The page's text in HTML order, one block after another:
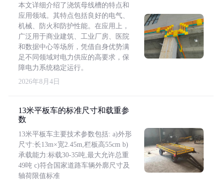
本文详细介绍了浇筑母线槽的特点和
应用领域。其特点包括良好的电气、
机械、防火和防护性能。在应用上，
广泛用于商业建筑、工业厂房、医院
和数据中心等场所，凭借自身优势满
足不同领域对电力供应的高要求，保
障电力系统稳定运行。
2026年8月4日
13米平板车的标准尺寸和载重参
数
13米平板车主要技术参数包括: a)外形
尺寸:长13m×宽2.45m,栏板高55cm b)
承载能力:标载30-35吨,最大允许总重
49吨 c)符合国家道路车辆外廓尺寸及
轴荷限值标准